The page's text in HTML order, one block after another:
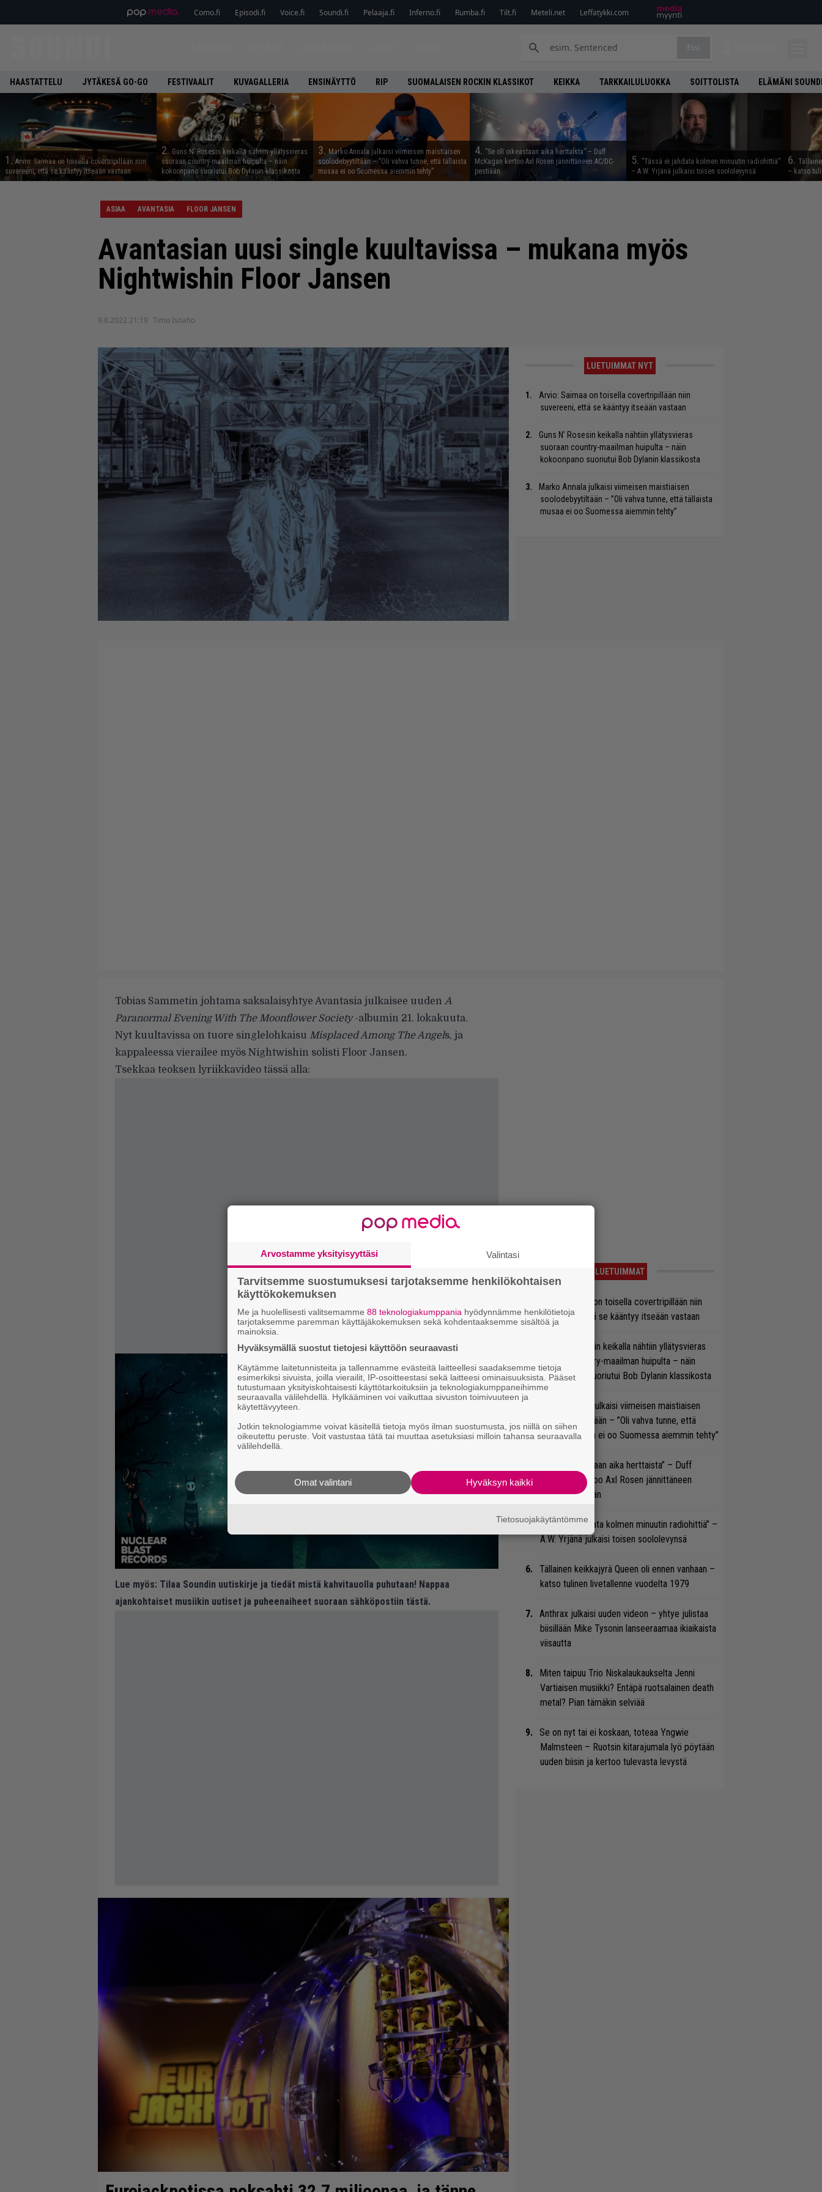
Como.fi Episodi.fi Voice.fi Soundi.fi Pelaaja.fi Inferno.fi Rumba.fi Tilt.fi Meteli.net Leffatykki.com
HAASTATTELU JYTÄKESÄ GO-GO FESTIVAALIT KUVAGALLERIA ENSINÄYTTÖ RIP SUOMALAISEN ROCKIN KLASSIKOT KEIKKA TARKKAILULUOKKA SOITTOLISTA ELÄMÄNI
1. Arvio: Saimaa on toisella covertripillään niin
suvereeni, että se kääntyy itseään vastaan
2. Guns N’ Rosesin keikalla nähtiin yllätysvieras
suoraan country-maailman huipulta – näin
kokoonpano suoriutui Bob Dylanin klassikosta
3. Marko Annala julkaisi viimeisen maistiaisen
soolodebyytiltään – ”Oli vahva tunne, että tällaista
musaa ei oo Suomessa aiemmin tehty”
4. ”Se oli oikeastaan aika herttaista” – Duff
McKagan kertoo Axl Rosen jännittäneen AC/DC-
pestiään
5. ”Tässä ei jahdata kolmen minuutin radiohittiä”
– A.W. Yrjänä julkaisi toisen soololevynsä
6.
– katso
ASIAA AVANTASIA FLOOR JANSEN
Avantasian uusi single kuultavissa – mukana myös
Nightwishin Floor Jansen
9.8.2022 21:19 Timo Isoaho
LUETUIMMAT NYT
Arvio: Saimaa on toisella covertripillään niin
suvereeni, että se kääntyy itseään vastaan
Guns N’ Rosesin keikalla nähtiin yllätysvieras
suoraan country-maailman huipulta – näin
kokoonpano suoriutui Bob Dylanin klassikosta
Marko Annala julkaisi viimeisen maistiaisen
soolodebyytiltään – ”Oli vahva tunne, että tällaista
musaa ei oo Suomessa aiemmin tehty”
Tobias Sammetin johtama saksalaisyhtye Avantasia julkaisee uuden A
Paranormal Evening With The Moonflower Society-albumin 21. lokakuuta.
Nyt kuultavissa on tuore singlelohkaisu Misplaced Among The Angels, ja
kappaleessa vierailee myös Nightwishin solisti Floor Jansen.
Tsekkaa teoksen lyriikkavideo tässä alla:
Lue myös: Tilaa Soundin uutiskirje ja tiedät mistä kahvitauolla puhutaan! Nappaa
ajankohtaiset musiikin uutiset ja puheenaiheet suoraan sähköpostiin tästä.
LUETUIMMAT
Arvio: Saimaa on toisella covertripillään niin
suvereeni, että se kääntyy itseään vastaan
Guns N’ Rosesin keikalla nähtiin yllätysvieras
suoraan country-maailman huipulta – näin
kokoonpano suoriutui Bob Dylanin klassikosta
Marko Annala julkaisi viimeisen maistiaisen
soolodebyytiltään – ”Oli vahva tunne, että
tällaista musaa ei oo Suomessa aiemmin tehty”
”Se oli oikeastaan aika herttaista” – Duff
McKagan kertoo Axl Rosen jännittäneen
AC/DC-pestiään
”Tässä ei jahdata kolmen minuutin radiohittiä” –
A.W. Yrjänä julkaisi toisen soololevynsä
Tällainen keikkajyrä Queen oli ennen vanhaan –
katso tulinen livetallenne vuodelta 1979
Anthrax julkaisi uuden videon – yhtye julistaa
biisillään Mike Tysonin lanseeraamaa ikiaikaista
viisautta
Miten taipuu Trio Niskalaukaukselta Jenni
Vartiaisen musiikki? Entäpä ruotsalainen death
metal? Pian tämäkin selviää
Se on nyt tai ei koskaan, toteaa Yngwie
Malmsteen – Ruotsin kitarajumala lyö pöytään
uuden biisin ja kertoo tulevasta levystä
Arvostamme yksityisyyttäsi Valintasi
Tarvitsemme suostumuksesi tarjotaksemme henkilökohtaisen
käyttökokemuksen
Me ja huolellisesti valitsemamme 88 teknologiakumppania hyödynnämme henkilötietoja
tarjotaksemme paremman käyttäjäkokemuksen sekä kohdentaaksemme sisältöä ja
mainoksia.
Hyväksymällä suostut tietojesi käyttöön seuraavasti
Käytämme laitetunnisteita ja tallennamme evästeitä laitteellesi saadaksemme tietoja
esimerkiksi sivuista, joilla vierailit, IP-osoitteestasi sekä laitteesi ominaisuuksista. Pääset
tutustumaan yksityiskohtaisesti käyttötarkoituksiin ja teknologiakumppaneihimme
seuraavalla välilehdellä. Hylkääminen voi vaikuttaa sivuston toimivuuteen ja
käytettävyyteen.
Jotkin teknologiamme voivat käsitellä tietoja myös ilman suostumusta, jos niillä on siihen
oikeutettu peruste. Voit vastustaa tätä tai muuttaa asetuksiasi milloin tahansa seuraavalla
välilehdellä.
Hyväksyn kaikki
Omat valintani
Tietosuojakäytäntömme